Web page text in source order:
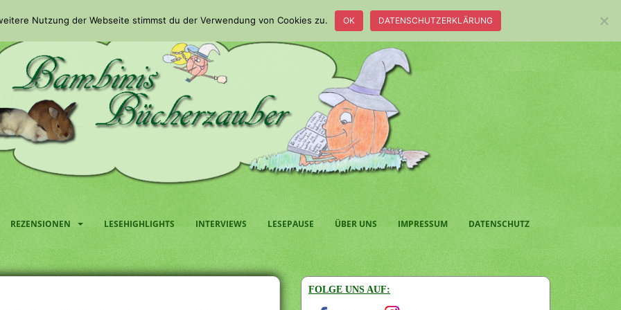
REZENSIONEN LESEHIGHLIGHTS INTERVIEWS LESEPAUSE ÜBER UNS IMPRESSUM DATENSCHUTZ
FOLGE UNS AUF:
Nutzung der Webseite stimmst du der Verwendung von Cookies zu. OK DATENSCHUTZERKLÄRUNG